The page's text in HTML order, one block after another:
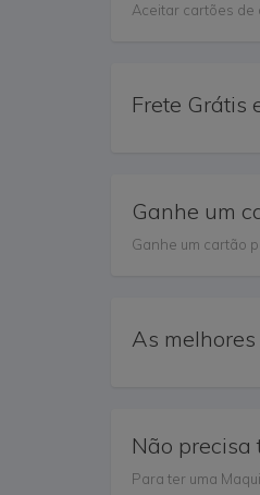
Aceitar cartões de
Frete Grátis
Ganhe um
Ganhe um cartão
As
Não precisa
Para ter uma